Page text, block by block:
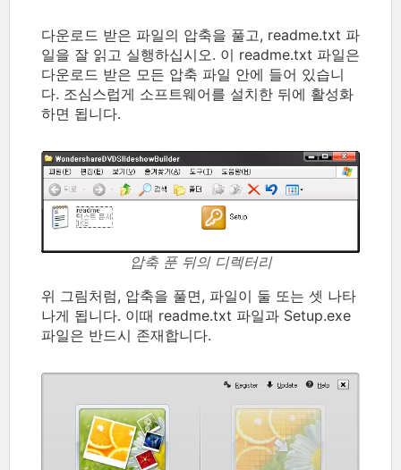
다운로드 받은 파일의 압축을 풀고, readme.txt 파
일을 잘 읽고 실행하십시오. 이 readme.txt 파일은
다운로드 받은 모든 압축 파일 안에 들어 있습니
다. 조심스럽게 소프트웨어를 설치한 뒤에 활성화
하면 됩니다.
압축 푼 뒤의 디렉터리
위 그림처럼, 압축을 풀면, 파일이 둘 또는 셋 나타
나게 됩니다. 이때 readme.txt 파일과 Setup.exe
파일은 반드시 존재합니다.